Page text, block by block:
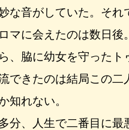
な音がしていた。それ
マに会えたのは数日後
、脇に幼女を守ったト
できたのは結局この二
知れない。
分、人生で二番目に最